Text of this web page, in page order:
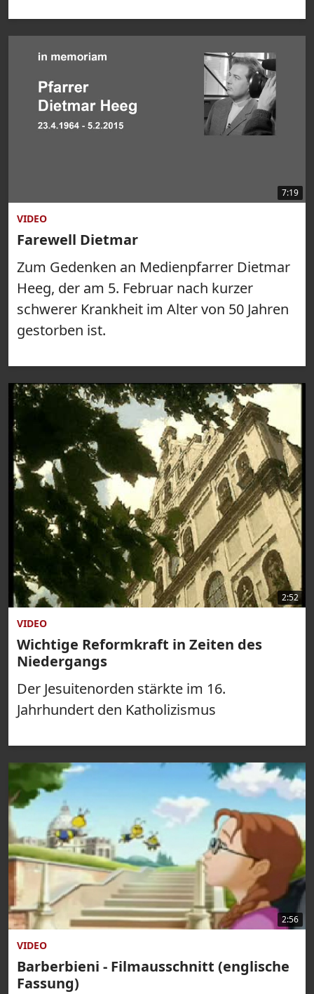
7:19
VIDEO
Farewell Dietmar
Zum Gedenken an Medienpfarrer Dietmar
Heeg, der am 5. Februar nach kurzer
schwerer Krankheit im Alter von 50 Jahren
gestorben ist.
2:52
VIDEO
Wichtige Reformkraft in Zeiten des
Niedergangs
Der Jesuitenorden stärkte im 16.
Jahrhundert den Katholizismus
2:56
VIDEO
Barberbieni - Filmausschnitt (englische
Fassung)